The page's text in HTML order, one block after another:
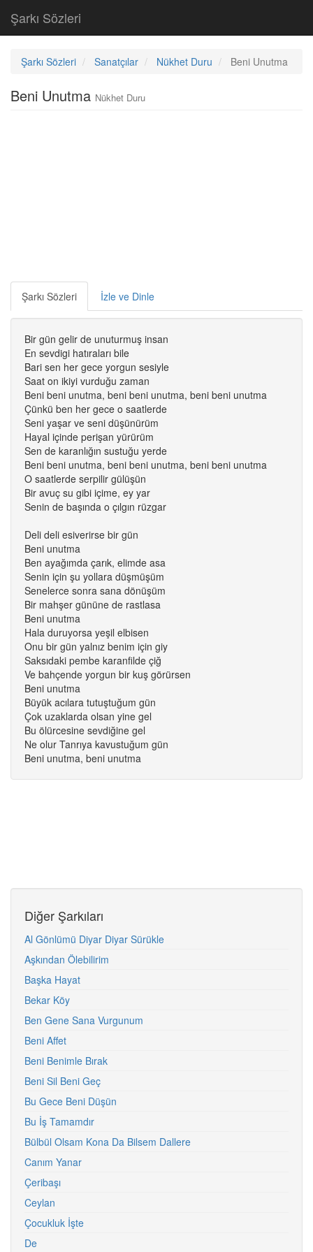
Şarkı Sözleri
Şarkı Sözleri Sanatçılar Nükhet Duru Beni Unutma
Beni Unutma Nükhet Duru
Şarkı Sözleri İzle ve Dinle
Bir gün gelir de unuturmuş insan
En sevdigi hatıraları bile
Bari sen her gece yorgun sesiyle
Saat on ikiyi vurduğu zaman
Beni beni unutma, beni beni unutma, beni beni unutma
Çünkü ben her gece o saatlerde
Seni yaşar ve seni düşünürüm
Hayal içinde perişan yürürüm
Sen de karanlığın sustuğu yerde
Beni beni unutma, beni beni unutma, beni beni unutma
O saatlerde serpilir gülüşün
Bir avuç su gibi içime, ey yar
Senin de başında o çılgın rüzgar
Deli deli esiverirse bir gün
Beni unutma
Ben ayağımda çarık, elimde asa
Senin için şu yollara düşmüşüm
Senelerce sonra sana dönüşüm
Bir mahşer gününe de rastlasa
Beni unutma
Hala duruyorsa yeşil elbisen
Onu bir gün yalnız benim için giy
Saksıdaki pembe karanfilde çiğ
Ve bahçende yorgun bir kuş görürsen
Beni unutma
Büyük acılara tutuştuğum gün
Çok uzaklarda olsan yine gel
Bu ölürcesine sevdiğine gel
Ne olur Tanrıya kavustuğum gün
Beni unutma, beni unutma
Diğer Şarkıları
Al Gönlümü Diyar Diyar Sürükle
Aşkından Ölebilirim
Başka Hayat
Bekar Köy
Ben Gene Sana Vurgunum
Beni Affet
Beni Benimle Bırak
Beni Sil Beni Geç
Bu Gece Beni Düşün
Bu İş Tamamdır
Bülbül Olsam Kona Da Bilsem Dallere
Canım Yanar
Çeribaşı
Ceylan
Çocukluk İşte
De